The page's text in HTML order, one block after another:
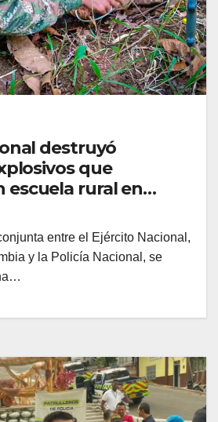
destruyó
que
escuela rural en
entre el Ejército Nacional,
y la Policía Nacional, se